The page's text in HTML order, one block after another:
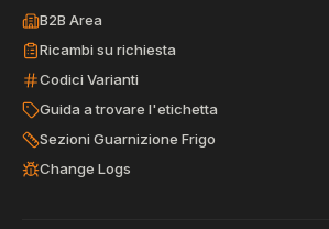
B2B Area
Ricambi su richiesta
Codici Varianti
Guida a trovare l'etichetta
Sezioni Guarnizione Frigo
Change Logs